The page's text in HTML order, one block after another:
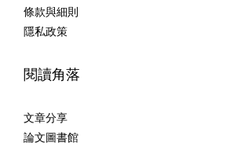
條款與細則
隱私政策
閱讀角落
文章分享
論文圖書館